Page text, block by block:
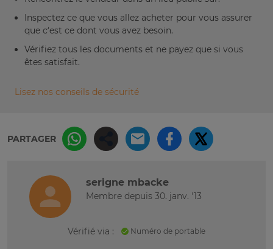
Inspectez ce que vous allez acheter pour vous assurer
que c’est ce dont vous avez besoin.
Vérifiez tous les documents et ne payez que si vous
êtes satisfait.
Lisez nos conseils de sécurité
PARTAGER
serigne mbacke
Membre depuis 30. janv. '13
Vérifié via : Numéro de portable